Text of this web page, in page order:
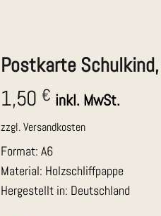
Postkarte
1,50 € inkl. MwSt.
zzgl.Versandkosten
Format: A6
Material: Holzschliffpappe
Hergestellt in: Deutschland